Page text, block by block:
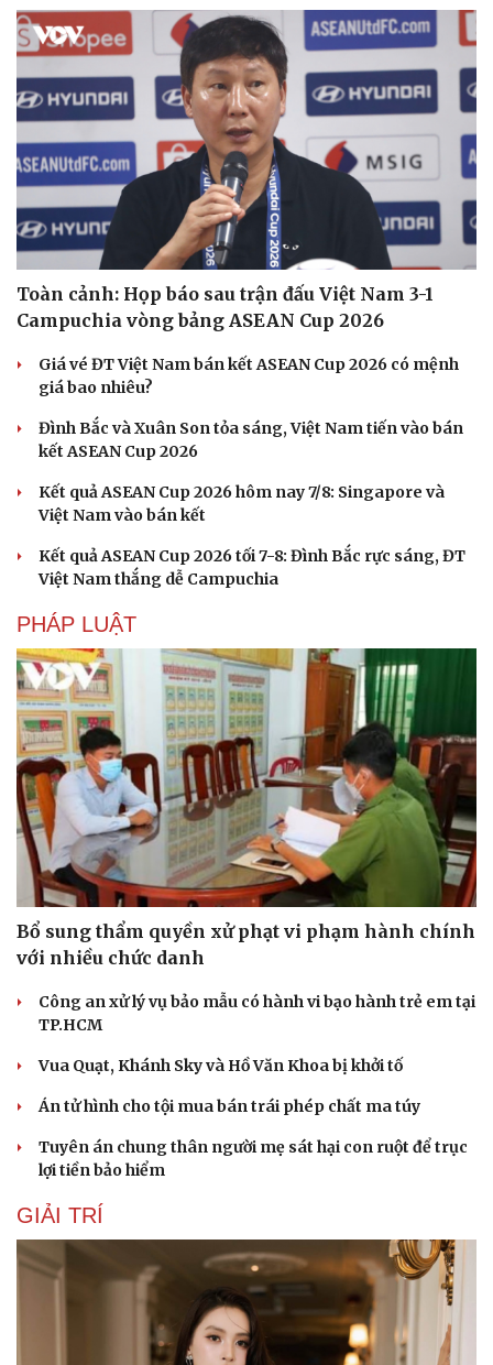
Tư vấn
Săn Tour
check-in
Podcast
Câu chuyện thời sự
Đọc truyện đêm khuya
Cửa sổ tình yêu
Kể chuyện cho bé
Hạt giống tâm hồn
Toàn cảnh: Họp báo sau trận đấu Việt Nam 3-1
Campuchia vòng bảng ASEAN Cup 2026
Giá vé ĐT Việt Nam bán kết ASEAN Cup 2026 có mệnh
giá bao nhiêu?
Đình Bắc và Xuân Son tỏa sáng, Việt Nam tiến vào bán
kết ASEAN Cup 2026
Kết quả ASEAN Cup 2026 hôm nay 7/8: Singapore và
Việt Nam vào bán kết
Kết quả ASEAN Cup 2026 tối 7-8: Đình Bắc rực sáng, ĐT
Việt Nam thắng dễ Campuchia
PHÁP LUẬT
Bổ sung thẩm quyền xử phạt vi phạm hành chính
với nhiều chức danh
Công an xử lý vụ bảo mẫu có hành vi bạo hành trẻ em tại
TP.HCM
Vua Quạt, Khánh Sky và Hồ Văn Khoa bị khởi tố
Án tử hình cho tội mua bán trái phép chất ma túy
Tuyên án chung thân người mẹ sát hại con ruột để trục
lợi tiền bảo hiểm
GIẢI TRÍ